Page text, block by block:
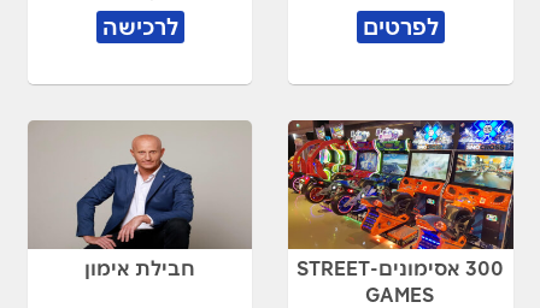
לפרטים לרכישה
300 אסימונים-STREET
GAMES
חבילת אימון